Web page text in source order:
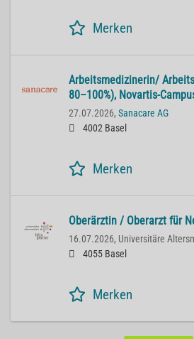
Merken
Ar­beits­me­di­zi­ne­rin/
80–100%), No­var­tis-
27.07.2026, Sanacare AG
4002 Basel
Merken
Oberärztin / Oberarzt für
16.07.2026, Universitäre
4055 Basel
Merken